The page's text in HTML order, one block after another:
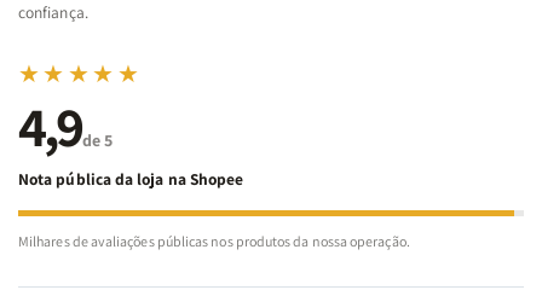
confiança.
★★★★★
4,9de 5
Nota pública da loja na Shopee
Milhares de avaliações públicas nos produtos da nossa operação.